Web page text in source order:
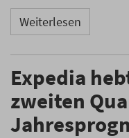
Weiterlesen
Expedia
zweiten